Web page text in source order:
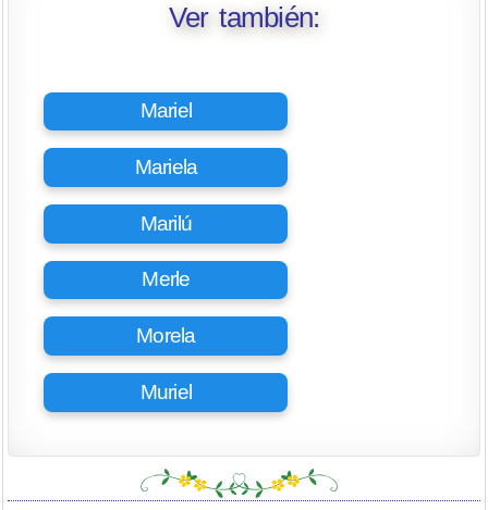
Ver también:
Mariel
Mariela
Marilú
Merle
Morela
Muriel